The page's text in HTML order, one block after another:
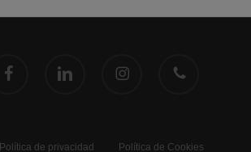
Política de privacidad Política de Cookies